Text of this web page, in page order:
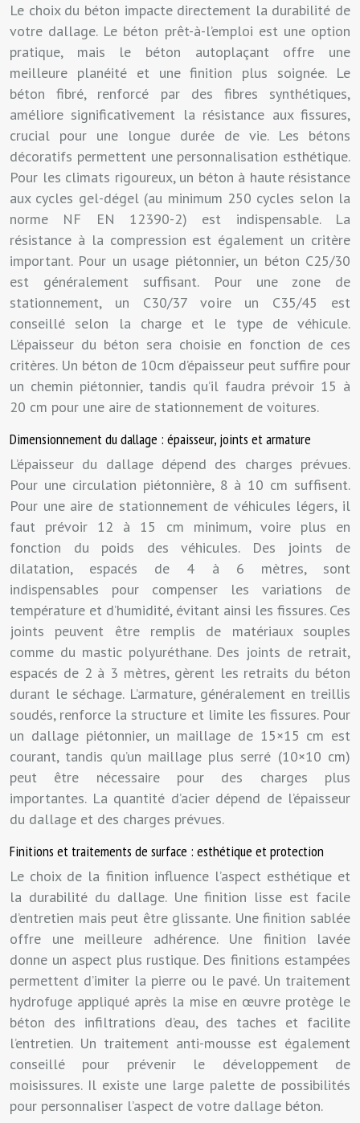
Le choix du béton impacte directement la durabilité de
votre dallage. Le béton prêt-à-l’emploi est une option
pratique, mais le béton autoplaçant offre une
meilleure planéité et une finition plus soignée. Le
béton fibré, renforcé par des fibres synthétiques,
améliore significativement la résistance aux fissures,
crucial pour une longue durée de vie. Les bétons
décoratifs permettent une personnalisation esthétique.
Pour les climats rigoureux, un béton à haute résistance
aux cycles gel-dégel (au minimum 250 cycles selon la
norme NF EN 12390-2) est indispensable. La
résistance à la compression est également un critère
important. Pour un usage piétonnier, un béton C25/30
est généralement suffisant. Pour une zone de
stationnement, un C30/37 voire un C35/45 est
conseillé selon la charge et le type de véhicule.
L’épaisseur du béton sera choisie en fonction de ces
critères. Un béton de 10cm d’épaisseur peut suffire pour
un chemin piétonnier, tandis qu’il faudra prévoir 15 à
20 cm pour une aire de stationnement de voitures.
Dimensionnement du dallage : épaisseur, joints et armature
L’épaisseur du dallage dépend des charges prévues.
Pour une circulation piétonnière, 8 à 10 cm suffisent.
Pour une aire de stationnement de véhicules légers, il
faut prévoir 12 à 15 cm minimum, voire plus en
fonction du poids des véhicules. Des joints de
dilatation, espacés de 4 à 6 mètres, sont
indispensables pour compenser les variations de
température et d’humidité, évitant ainsi les fissures. Ces
joints peuvent être remplis de matériaux souples
comme du mastic polyuréthane. Des joints de retrait,
espacés de 2 à 3 mètres, gèrent les retraits du béton
durant le séchage. L’armature, généralement en treillis
soudés, renforce la structure et limite les fissures. Pour
un dallage piétonnier, un maillage de 15×15 cm est
courant, tandis qu’un maillage plus serré (10×10 cm)
peut être nécessaire pour des charges plus
importantes. La quantité d’acier dépend de l’épaisseur
du dallage et des charges prévues.
Finitions et traitements de surface : esthétique et protection
Le choix de la finition influence l’aspect esthétique et
la durabilité du dallage. Une finition lisse est facile
d’entretien mais peut être glissante. Une finition sablée
offre une meilleure adhérence. Une finition lavée
donne un aspect plus rustique. Des finitions estampées
permettent d’imiter la pierre ou le pavé. Un traitement
hydrofuge appliqué après la mise en œuvre protège le
béton des infiltrations d’eau, des taches et facilite
l’entretien. Un traitement anti-mousse est également
conseillé pour prévenir le développement de
moisissures. Il existe une large palette de possibilités
pour personnaliser l’aspect de votre dallage béton.